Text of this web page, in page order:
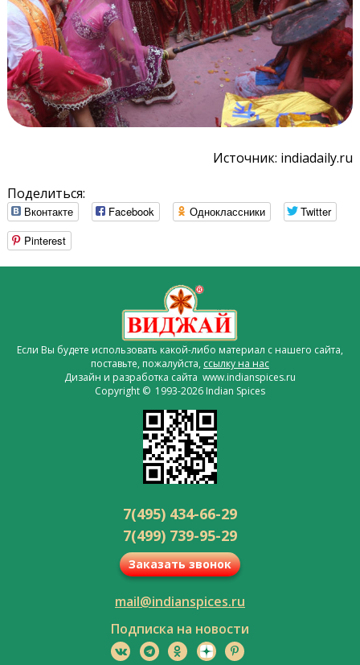
Источник: indiadaily.ru
Поделиться:
Вконтакте Facebook Одноклассники
Twitter
Pinterest
Если Вы будете использовать какой-либо материал с нашего сайта,
поставьте, пожалуйста, ссылку на нас
Дизайн и разработка сайта www.indianspices.ru
Copyright © 1993-2026 Indian Spices
7(495) 434-66-29
7(499) 739-95-29
Заказать звонок
mail@indianspices.ru
Подписка на новости